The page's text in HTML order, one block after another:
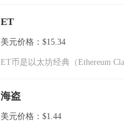
ET
美元价格：$15.34
ET币是以太坊经典（Ethereum
海盗
美元价格：$1.44